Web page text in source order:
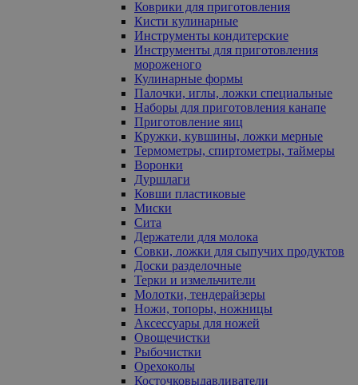
Коврики для приготовления
Кисти кулинарные
Инструменты кондитерские
Инструменты для приготовления
мороженого
Кулинарные формы
Палочки, иглы, ложки специальные
Наборы для приготовления канапе
Приготовление яиц
Кружки, кувшины, ложки мерные
Термометры, спиртометры, таймеры
Воронки
Дуршлаги
Ковши пластиковые
Миски
Сита
Держатели для молока
Совки, ложки для сыпучих продуктов
Доски разделочные
Терки и измельчители
Молотки, тендерайзеры
Ножи, топоры, ножницы
Аксессуары для ножей
Овощечистки
Рыбочистки
Орехоколы
Косточковыдавливатели